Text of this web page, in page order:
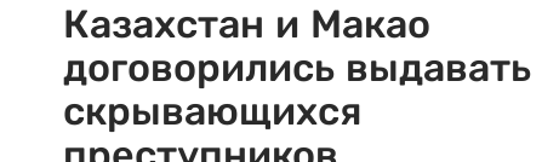
Казахстан и Макао
договорились выдавать
скрывающихся